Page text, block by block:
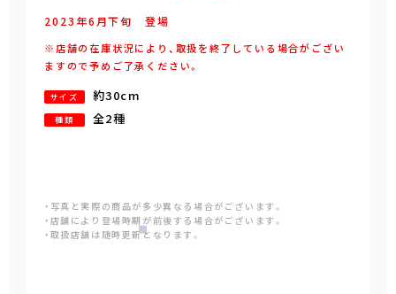
2023年6 月下旬 登場
※店舗の在庫状況により、取扱を終了している場合がござい
ますので予めご了承ください。
サイズ 約30cm
種類 全2種
・写真と実際の商品が多少異なる場合がございます。
・店舗により登場時期が前後する場合がございます。
・取扱店舗は随時更新となります。